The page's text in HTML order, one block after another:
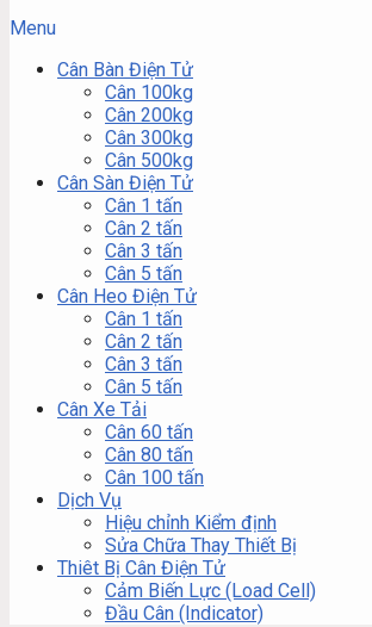
Menu
Cân Bàn Điện Tử
Cân 100kg
Cân 200kg
Cân 300kg
Cân 500kg
Cân Sàn Điện Tử
Cân 1 tấn
Cân 2 tấn
Cân 3 tấn
Cân 5 tấn
Cân Heo Điện Tử
Cân 1 tấn
Cân 2 tấn
Cân 3 tấn
Cân 5 tấn
Cân Xe Tải
Cân 60 tấn
Cân 80 tấn
Cân 100 tấn
Dịch Vụ
Hiệu chỉnh Kiểm định
Sửa Chữa Thay Thiết Bị
Thiêt Bị Cân Điện Tử
Cảm Biến Lực (Load Cell)
Đầu Cân (Indicator)